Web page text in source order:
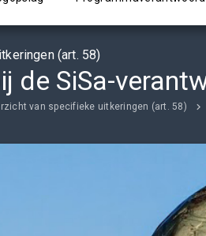
(art. 58)
de SiSa-
van specifieke uitkeringen (art. 58)